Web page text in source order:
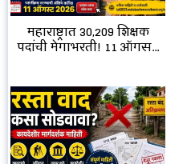
महाराष्ट्रात 30,209 शिक्षक
पदांची मेगाभरती! 11 ऑगस...